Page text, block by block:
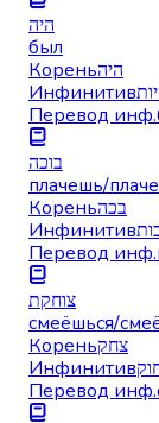
היה
был
Кореньהיה
Инфинитив
Перевод инф.
בוכה
плачешь/
Кореньבכה
Инфинитив
Перевод инф.
צוחקת
смеёшься/
Кореньצחק
Инфинитив
Перевод инф.